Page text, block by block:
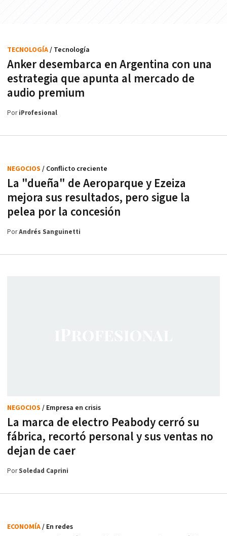
Anker desembarca en Argentina con una
estrategia que apunta al mercado de
audio premium
TECNOLOGÍA/ Tecnología
PoriProfesional
La "dueña" de Aeroparque y Ezeiza
mejora sus resultados, pero sigue la
pelea por la concesión
NEGOCIOS / Conflicto creciente
PorAndrés Sanguinetti
La marca de electro Peabody cerró su
fábrica, recortó personal y sus ventas no
dejan de caer
NEGOCIOS / Empresa en crisis
PorSoledad Caprini
ECONOMÍA/ En redes